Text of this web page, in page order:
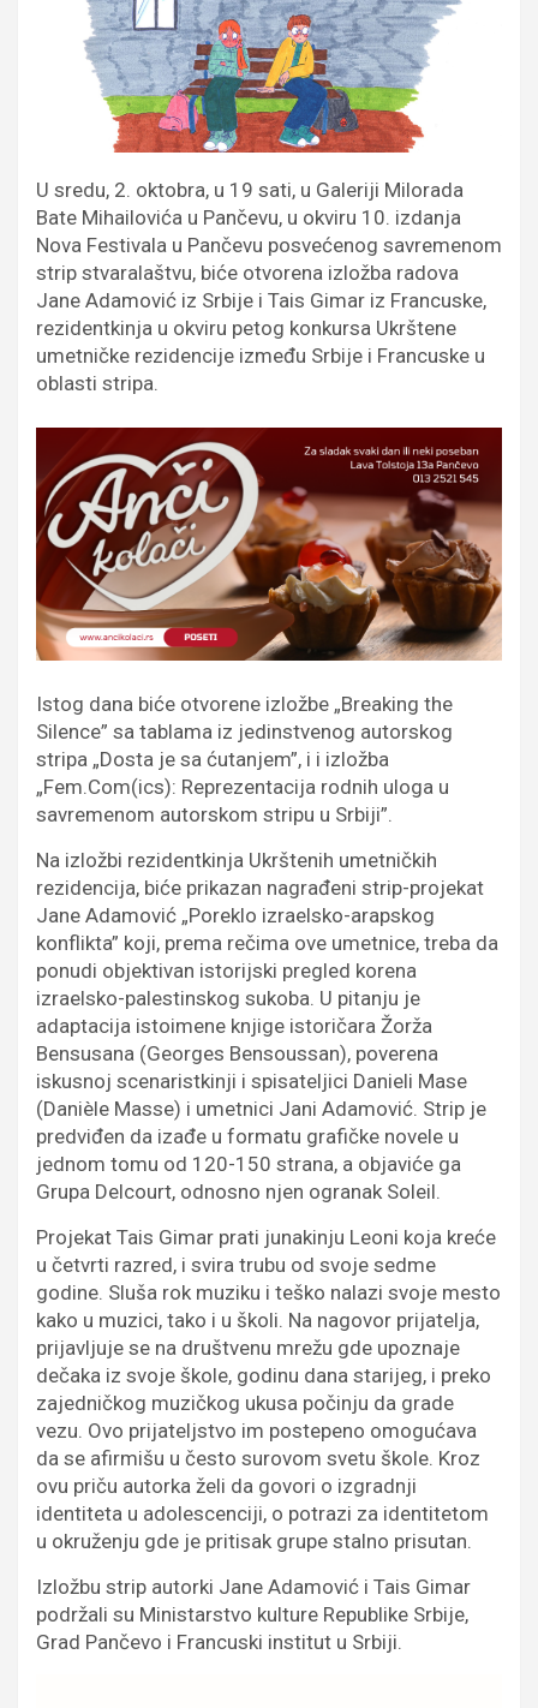
U sredu, 2. oktobra, u 19 sati, u Galeriji Milorada
Bate Mihailovića u Pančevu, u okviru 10. izdanja
Nova Festivala u Pančevu posvećenog savremenom
strip stvaralaštvu, biće otvorena izložba radova
Jane Adamović iz Srbije i Tais Gimar iz Francuske,
rezidentkinja u okviru petog konkursa Ukrštene
umetničke rezidencije između Srbije i Francuske u
oblasti stripa.
Istog dana biće otvorene izložbe „Breaking the
Silence” sa tablama iz jedinstvenog autorskog
stripa „Dosta je sa ćutanjem”, i i izložba
„Fem.Com(ics): Reprezentacija rodnih uloga u
savremenom autorskom stripu u Srbiji”.
Na izložbi rezidentkinja Ukrštenih umetničkih
rezidencija, biće prikazan nagrađeni strip-projekat
Jane Adamović „Poreklo izraelsko-arapskog
konflikta” koji, prema rečima ove umetnice, treba da
ponudi objektivan istorijski pregled korena
izraelsko-palestinskog sukoba. U pitanju je
adaptacija istoimene knjige istoričara Žorža
Bensusana (Georges Bensoussan), poverena
iskusnoj scenaristkinji i spisateljici Danieli Mase
(Danièle Masse) i umetnici Jani Adamović. Strip je
predviđen da izađe u formatu grafičke novele u
jednom tomu od 120-150 strana, a objaviće ga
Grupa Delcourt, odnosno njen ogranak Soleil.
Projekat Tais Gimar prati junakinju Leoni koja kreće
u četvrti razred, i svira trubu od svoje sedme
godine. Sluša rok muziku i teško nalazi svoje mesto
kako u muzici, tako i u školi. Na nagovor prijatelja,
prijavljuje se na društvenu mrežu gde upoznaje
dečaka iz svoje škole, godinu dana starijeg, i preko
zajedničkog muzičkog ukusa počinju da grade
vezu. Ovo prijateljstvo im postepeno omogućava
da se afirmišu u često surovom svetu škole. Kroz
ovu priču autorka želi da govori o izgradnji
identiteta u adolescenciji, o potrazi za identitetom
u okruženju gde je pritisak grupe stalno prisutan.
Izložbu strip autorki Jane Adamović i Tais Gimar
podržali su Ministarstvo kulture Republike Srbije,
Grad Pančevo i Francuski institut u Srbiji.